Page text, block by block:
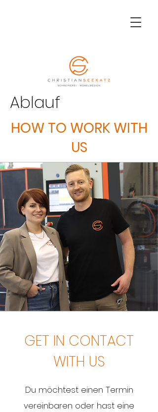
Ablauf
HOW TO WORK WITH
US
GET IN CONTACT
WITH US
Du möchtest einen Termin
vereinbaren oder hast eine